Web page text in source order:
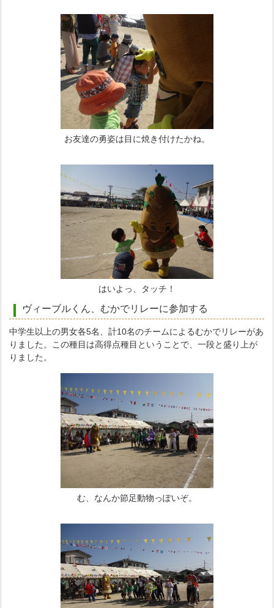
お友達の勇姿は目に焼き付けたかね。
はいよっ、タッチ！
ヴィーブルくん、むかでリレーに参加する
中学生以上の男女各5名、計10名のチームによるむかでリレーがあ
りました。この種目は高得点種目ということで、一段と盛り上が
りました。
む、なんか節足動物っぽいぞ。